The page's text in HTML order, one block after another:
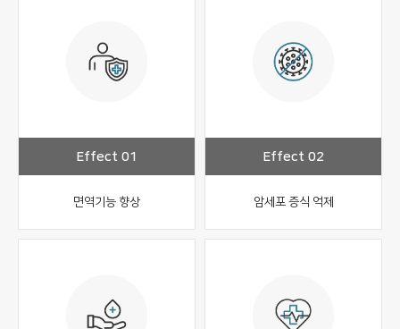
Effect 01
면역기능 향상
Effect 02
암세포 증식 억제